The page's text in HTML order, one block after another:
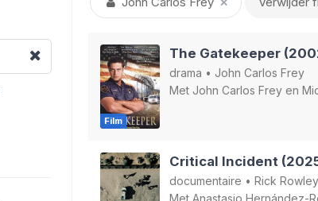
Film
The Gatekeeper
drama • John Carlos Frey
Met John Carlos Frey en
Critical Incident
documentaire • Rick Rowley
Met Anastasio Hernández-